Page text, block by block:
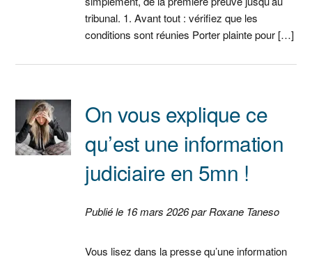
tribunal. 1. Avant tout : vérifiez que les
conditions sont réunies Porter plainte pour […]
On vous explique ce
qu’est une information
judiciaire en 5mn !
Publié le 16 mars 2026 par Roxane Taneso
Vous lisez dans la presse qu’une information